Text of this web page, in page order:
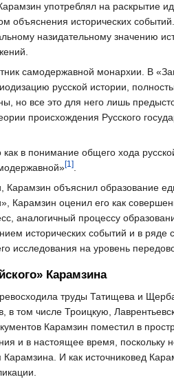
употреблял на раскрытие
объяснения исторических
назидательному значению
самодержавной монархии. В
русской истории,
но все это для него лишь
происхождения Русского
в понимание общего хода
[1]
объяснил образование
Карамзин оценил его как
аналогичный процессу
исторических событий и в
исследования на уровень
Карамзина
труды Татищева и
в том числе Троицкую,
Карамзин поместил в
и в настоящее время,
И как источниковед